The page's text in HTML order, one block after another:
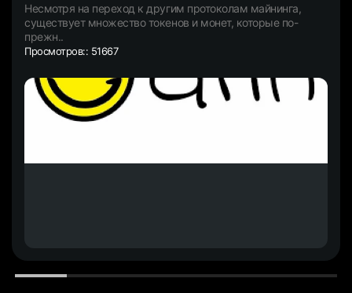
Несмотря на переход к другим протоколам майнинга,
существует множество токенов и монет, которые по-
прежн..
Просмотров:: 51667